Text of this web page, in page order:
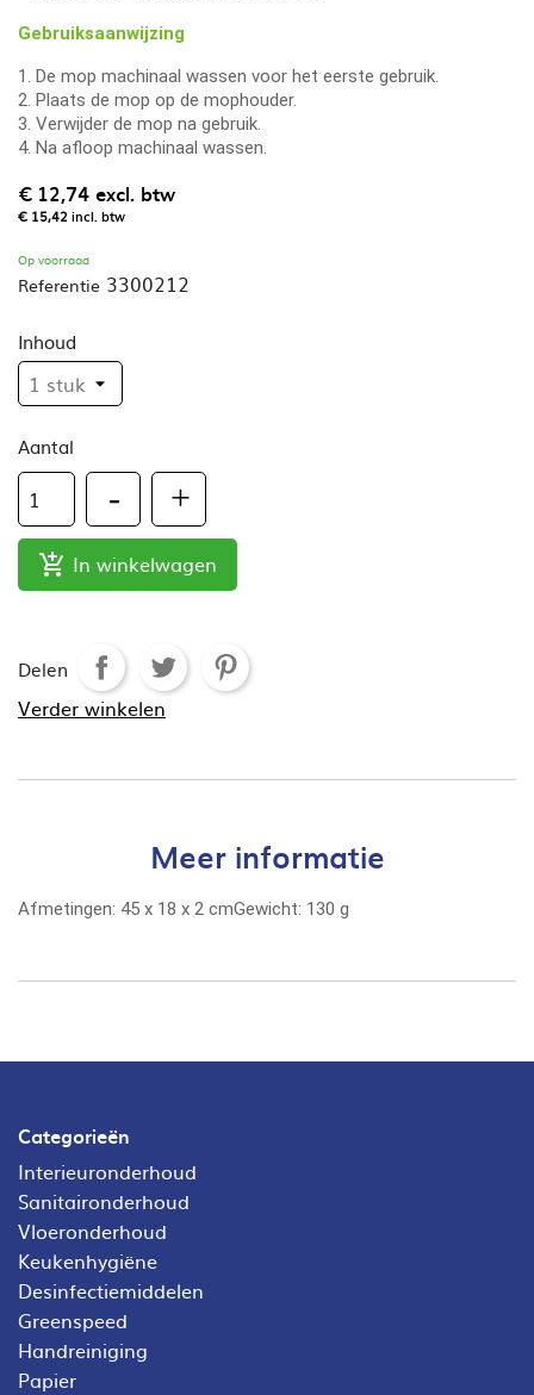
Gebruiksaanwijzing
1. De mop machinaal wassen voor het eerste gebruik.
2. Plaats de mop op de mophouder.
3. Verwijder de mop na gebruik.
4. Na afloop machinaal wassen.
€ 12,74 excl. btw
€ 15,42 incl. btw
Op voorraad
Referentie 3300212
Inhoud
Aantal
 In winkelwagen
Delen
Verder winkelen
Meer informatie
Afmetingen: 45 x 18 x 2 cmGewicht: 130 g
Categorieën
Interieuronderhoud
Sanitaironderhoud
Vloeronderhoud
Keukenhygiëne
Desinfectiemiddelen
Greenspeed
Handreiniging
Papier